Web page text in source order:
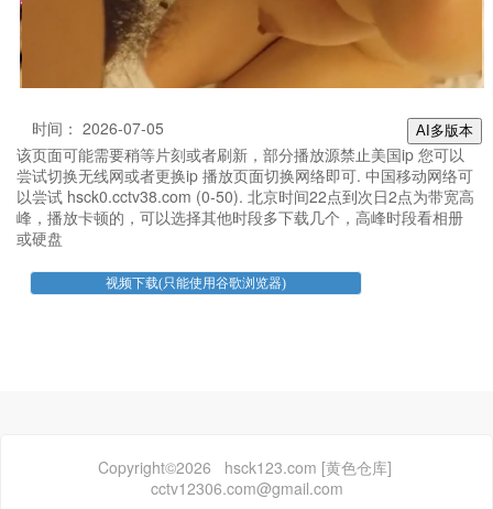
AI多版本
时间： 2026-07-05
该页面可能需要稍等片刻或者刷新，部分播放源禁止美国ip 您可以
尝试切换无线网或者更换ip 播放页面切换网络即可. 中国移动网络可
以尝试 hsck0.cctv38.com (0-50). 北京时间22点到次日2点为带宽高
峰，播放卡顿的，可以选择其他时段多下载几个，高峰时段看相册
或硬盘
Copyright©2026 hsck123.com [黄色仓库]
cctv12306.com@gmail.com